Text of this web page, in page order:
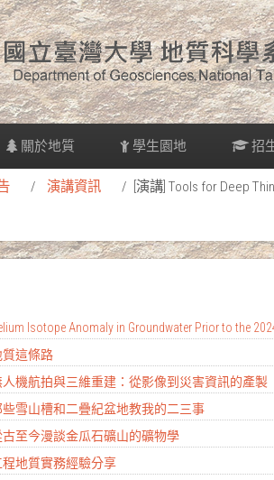
關於地質 學生園地 招
演講資訊 [演講] Tools for Deep
Isotope Anomaly in Groundwater Prior to the
質這條路
人機航拍與三維重建：從影像到災害資訊的產製
些雪山槽和二疊紀盆地教我的二三事
古至今漫談金瓜石礦山的礦物學
程地質實務經驗分享